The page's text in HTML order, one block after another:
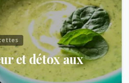
et détox aux